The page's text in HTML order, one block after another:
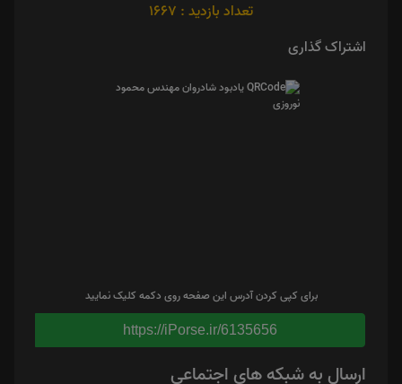
تعداد بازدید : 1667
اشتراک گذاری
برای کپی کردن آدرس این صفحه روی دکمه کلیک نمایید
https://iPorse.ir/6135656
ارسال به شبکه های اجتماعی